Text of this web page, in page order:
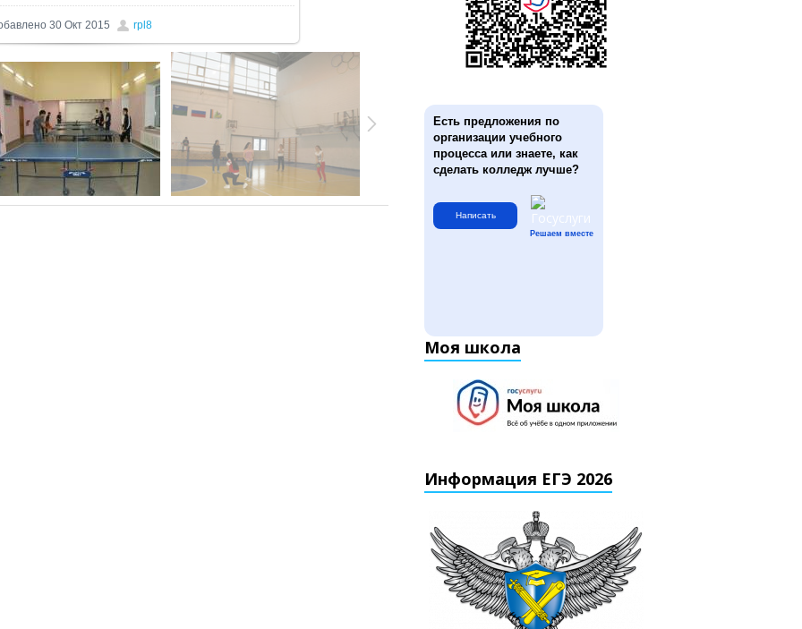
30 Окт 2015 rpl8
Есть предложения по
организации учебного
процесса или знаете, как
сделать колледж лучше?
Написать
Решаем вместе
Моя школа
Информация ЕГЭ 2026